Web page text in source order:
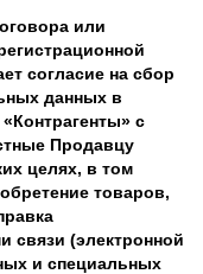
или
согласие на сбор
данных в
с
Продавцу
целях, в том
товаров,
связи (электронной
и специальных